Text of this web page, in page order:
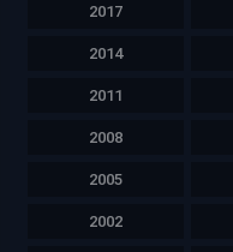
2017
2014
2011
2008
2005
2002